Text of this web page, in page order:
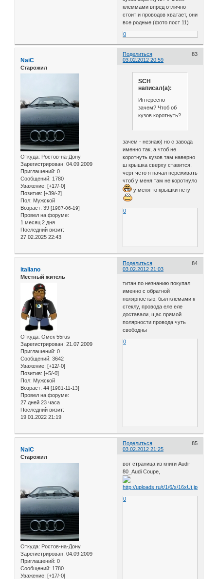
клеммами впред отлично
стоит и проводов хватает, они
все родные (фото пост 11)
0
Поделиться
83
03.02.2012 20:59
NaiC
Старожил
Откуда: Ростов-на-Дону
Зарегистрирован: 04.09.2009
Приглашений: 0
Сообщений: 1780
Уважение: [+17/-0]
Позитив: [+39/-2]
Пол: Мужской
Возраст: 39 [1987-06-19]
Провел на форуме:
1 месяц 2 дня
Последний визит:
27.02.2025 22:43
SCH
написал(а):
Интересно
зачем? Чтоб об
кузов коротнуть?
зачем - незнаю) но с завода
именно так, а чтоб не
коротнуть кузов там наверно
ш крышка сверху ставится,
черт чето я начал переживать
чтоб у меня там не коротнуло
у меня то крышки нету
0
Поделиться
84
03.02.2012 21:03
italiano
Местный житель
Откуда: Омск 55rus
Зарегистрирован: 21.07.2009
Приглашений: 0
Сообщений: 3642
Уважение: [+12/-0]
Позитив: [+5/-0]
Пол: Мужской
Возраст: 44 [1981-11-13]
Провел на форуме:
27 дней 23 часа
Последний визит:
19.01.2022 21:19
титан по незнанию покупал
именно с обратной
полярностью, был клемами к
стеклу, провода еле еле
доставали, щас прямой
полярности провода чуть
свободны
0
Поделиться
85
03.02.2012 21:25
NaiC
Старожил
Откуда: Ростов-на-Дону
Зарегистрирован: 04.09.2009
Приглашений: 0
Сообщений: 1780
Уважение: [+17/-0]
вот страница из книги Audi-
80_Audi Coupe,
0